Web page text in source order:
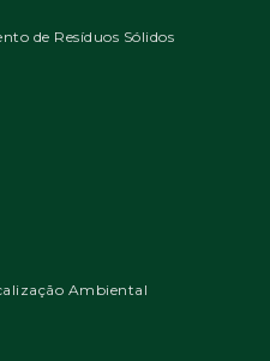
de Resíduos Sólidos
Ambiental